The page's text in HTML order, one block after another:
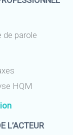
de parole
HQM
L’ACTEUR